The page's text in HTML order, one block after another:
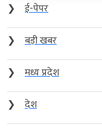
❯
ई-पेपर
❯
बड़ी खबर
❯
मध्य प्रदेश
❯
देश